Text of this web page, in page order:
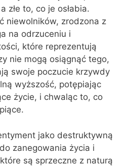
złe to, co je osłabia.
niewolników, zrodzona z
na odrzuceniu i
które reprezentują
nie mogą osiągnąć tego,
swoje poczucie krzywdy
wyższość, potępiając
życie, i chwaląc to, co
jako destruktywną
zanegowania życia i
są sprzeczne z naturą